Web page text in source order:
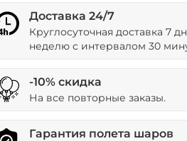
Доставка 24/7
Круглосуточная доставка 7
неделю с интервалом 30
-10% скидка
На все повторные заказы.
Гарантия полета шаров